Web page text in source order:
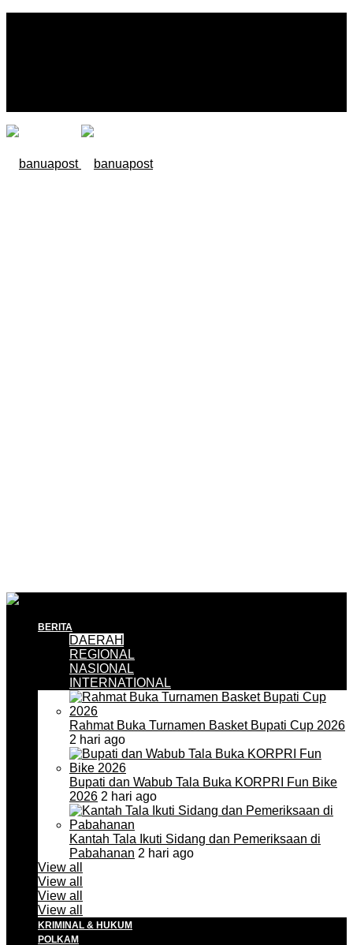
BERITA
DAERAH
REGIONAL
NASIONAL
INTERNATIONAL
Rahmat Buka Turnamen Basket Bupati Cup 2026
2 hari ago
Bupati dan Wabub Tala Buka KORPRI Fun Bike
2026 2 hari ago
Kantah Tala Ikuti Sidang dan Pemeriksaan di
Pabahanan 2 hari ago
View all
View all
View all
View all
KRIMINAL & HUKUM
POLKAM